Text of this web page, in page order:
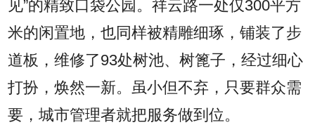
见”的精致口袋公园。祥云路一处仅300平方
米的闲置地，也同样被精雕细琢，铺装了步
道板，维修了93处树池、树篦子，经过细心
打扮，焕然一新。虽小但不弃，只要群众需
要，城市管理者就把服务做到位。